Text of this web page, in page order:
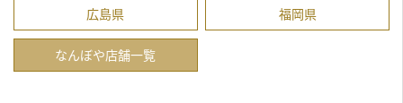
広島県 福岡県
なんぼや店舗一覧